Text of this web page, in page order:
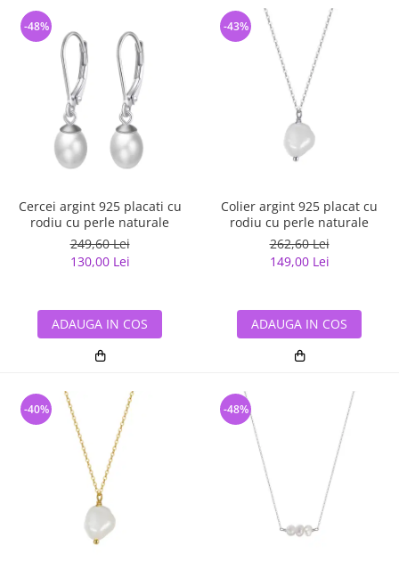
Cercei argint 925 placati cu
rodiu cu perle naturale
249,60 Lei
130,00 Lei
-48%
ADAUGA IN COS
Colier argint 925 placat cu
rodiu cu perle naturale
262,60 Lei
149,00 Lei
-43%
ADAUGA IN COS
-40% -48%